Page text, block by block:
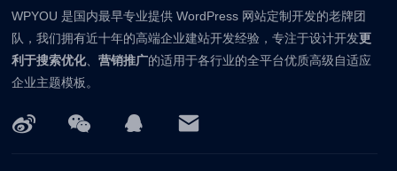
WPYOU 是国内最早专业提供 WordPress 网站定制开发的老牌团
队，我们拥有近十年的高端企业建站开发经验，专注于设计开发更
利于搜索优化、营销推广的适用于各行业的全平台优质高级自适应
企业主题模板。